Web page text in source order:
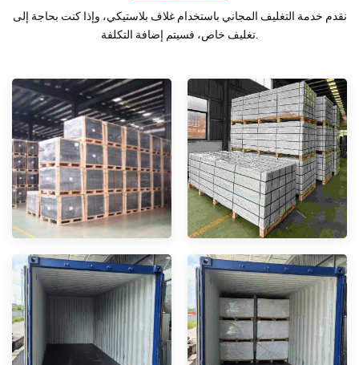
نقدم خدمة التغليف المجاني باستخدام غلاف بلاستيكي، وإذا كنت بحاجة إلى